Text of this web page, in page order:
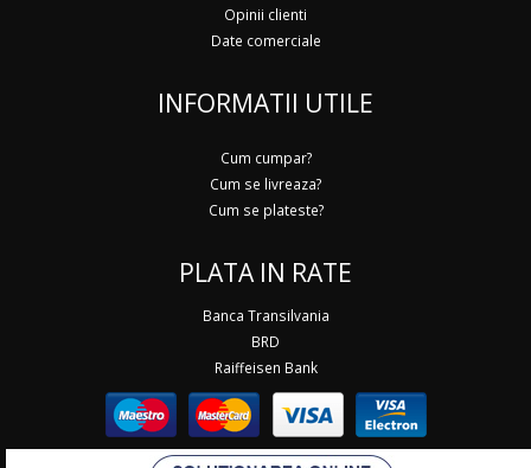
Opinii clienti
Date comerciale
INFORMATII UTILE
Cum cumpar?
Cum se livreaza?
Cum se plateste?
PLATA IN RATE
Banca Transilvania
BRD
Raiffeisen Bank